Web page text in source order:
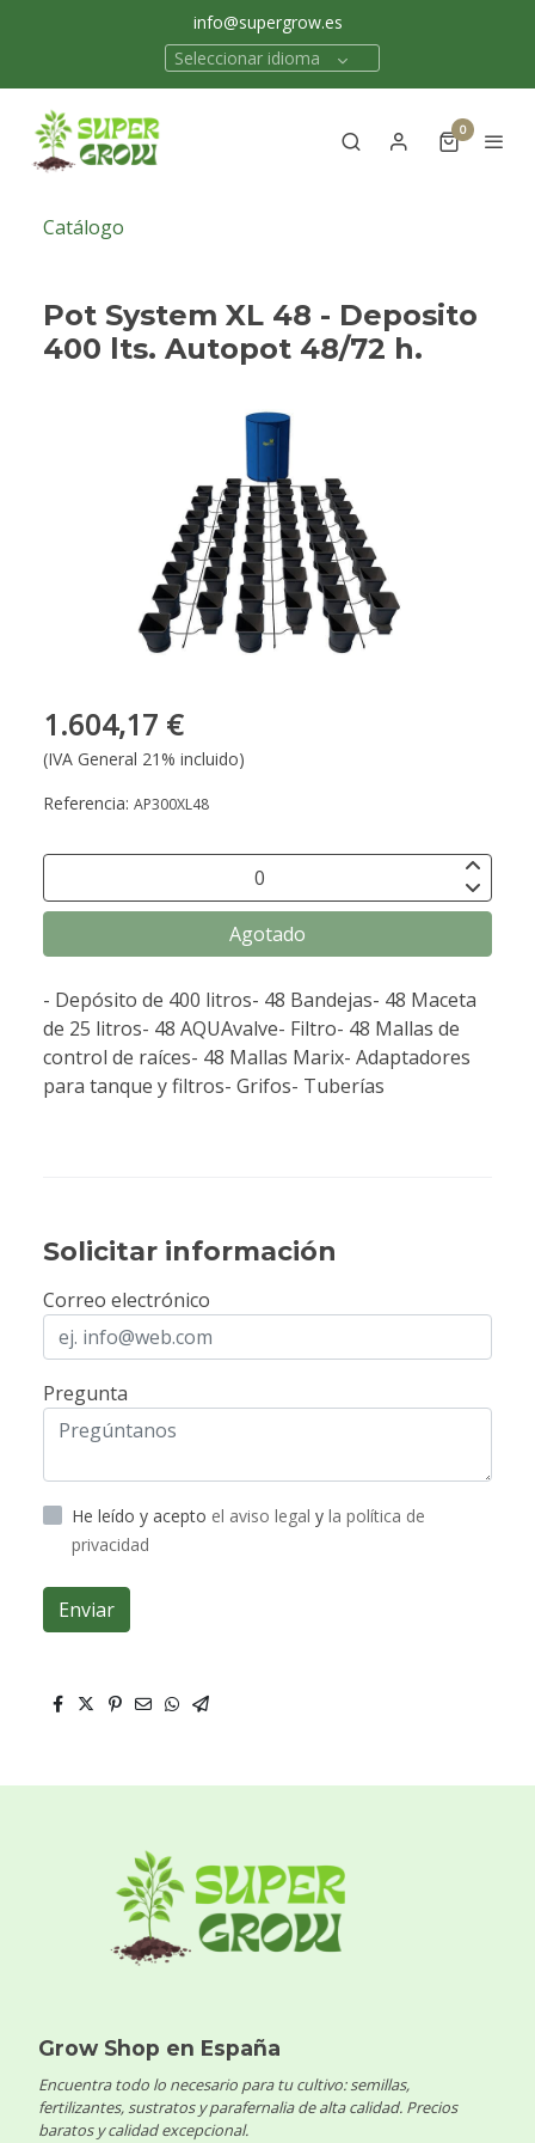
info@supergrow.es
Seleccionar idioma
0
Catálogo
Pot System XL 48 - Deposito
400 lts. Autopot 48/72 h.
1.604,17 €
(IVA General 21% incluido)
Referencia: AP300XL48
Agotado
- Depósito de 400 litros- 48 Bandejas- 48 Maceta
de 25 litros- 48 AQUAvalve- Filtro- 48 Mallas de
control de raíces- 48 Mallas Marix- Adaptadores
para tanque y filtros- Grifos- Tuberías
Solicitar información
Correo electrónico
Pregunta
He leído y acepto el aviso legal y la política de
privacidad
Enviar
Grow Shop en España
Encuentra todo lo necesario para tu cultivo: semillas,
fertilizantes, sustratos y parafernalia de alta calidad. Precios
baratos y calidad excepcional.